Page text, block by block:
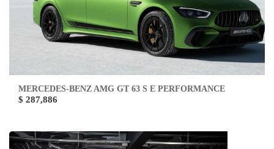
MERCEDES-BENZ AMG GT 63 S E PERFORMANCE
$ 287,886